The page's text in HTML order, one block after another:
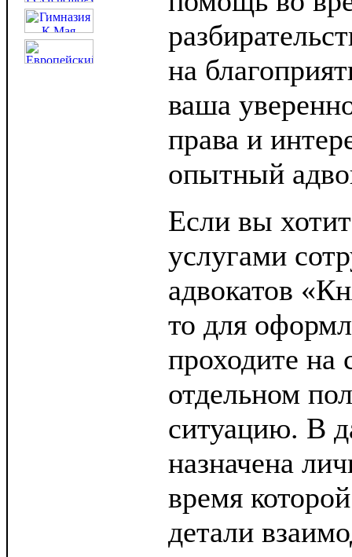
на
ваша
права и
опытный
Если вы
услугами
адвокатов
то для
проходите на
отдельном
ситуацию. В
назначена
время
детали